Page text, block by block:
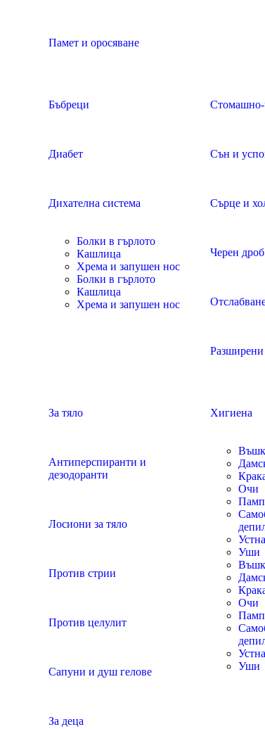
Памет и оросяване
Бъбреци
Диабет
Дихателна система
Болки в гърлото
Кашлица
Хрема и запушен нос
Болки в гърлото
Кашлица
Хрема и запушен нос
Стомашно-
Сън и
Сърце и
Черен дроб
За тяло
Антиперспиранти и
дезодоранти
Лосиони за тяло
Против стрии
Против целулит
Сапуни и душ гелове
За деца
Хигиена
Очи
Уши
Очи
Уши